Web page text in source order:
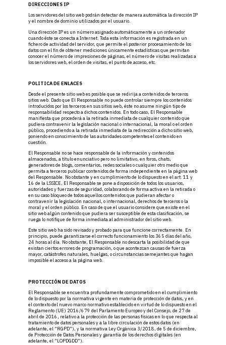
DIRECCIONES IP
Los servidores del sitio web podrán detectar de manera automática la dirección IP
y el nombre de dominio utilizados por el usuario.
Una dirección IP es un número asignado automáticamente a un ordenador
cuando éste se conecta a Internet. Toda esta información es registrada en un
fichero de actividad del servidor, que permite el posterior procesamiento de los
datos con el fin de obtener mediciones únicamente estadísticas que permitan
conocer el número de impresiones de páginas, el número de visitas realizadas a
los servidores web, el orden de visitas, el punto de acceso, etc.
POLITICA DE ENLACES
Desde el presente sitio web es posible que se redirija a contenidos de terceros
sitios web. Dado que El Responsable no puede controlar siempre los contenidos
introducidos por los terceros en sus sitios web, éste no asume ningún tipo de
responsabilidad respecto a dichos contenidos. En todo caso, El Responsable
manifiesta que procederá a la retirada inmediata de cualquier contenido que
pudiera contravenir la legislación nacional o internacional, la moral o el orden
público, procediendo a la retirada inmediata de la redirección a dicho sitio web,
poniendo en conocimiento de las autoridades competentes el contenido en
cuestión.
El Responsable no se hace responsable de la información y contenidos
almacenados, a título enunciativo pero no limitativo, en foros, chats,
generadores de blogs, comentarios, redes sociales o cualquier otro medio que
permita a terceros publicar contenidos de forma independiente en la página web
del Responsable. No obstante y en cumplimiento de lo dispuesto en el art. 11 y
16 de la LSSICE, El Responsable se pone a disposición de todos los usuarios,
autoridades y fuerzas de seguridad, colaborando de forma activa en la retirada o
en su caso bloqueo de todos aquellos contenidos que pudieran afectar o
contravenir la legislación nacional, o internacional, derechos de terceros o la
moral y el orden público. En caso de que el usuario considere que existe en el
sitio web algún contenido que pudiera ser susceptible de esta clasificación, se
ruega lo notifique de forma inmediata al administrador del sitio web.
Este sitio web ha sido revisado y probado para que funcione correctamente. En
principio, puede garantizarse el correcto funcionamiento los 365 días del año,
24 horas al día. No obstante, El Responsable no descarta la posibilidad de que
existan ciertos errores de programación, o que acontezcan causas de fuerza
mayor, catástrofes naturales, huelgas, o circunstancias semejantes que hagan
imposible el acceso a la página web.
PROTECCIÓN DE DATOS
El Responsable se encuentra profundamente comprometido en el cumplimiento
de lo dispuesto por la normativa vigente en materia de protección de datos, y en
el contexto del nuevo marco normativo establecido en virtud de lo dispuesto en el
Reglamento (UE) 2016/679 del Parlamento Europeo y del Consejo, de 27 de
abril de 2016, relativo a la protección de las personas físicas en lo que respecta al
tratamiento de datos personales y a la libre circulación de estos datos (en
adelante, el “RGPD”), y la normativa Ley Orgánica 3/2018, de 5 de diciembre,
de Protección de Datos Personales y garantía de los derechos digitales (en
adelante, el “LOPDGDD”).